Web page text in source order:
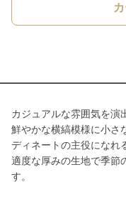
カジュアルな雰囲気を演
鮮やかな横縞模様に小さ
ディネートの主役になれ
適度な厚みの生地で季節
す。